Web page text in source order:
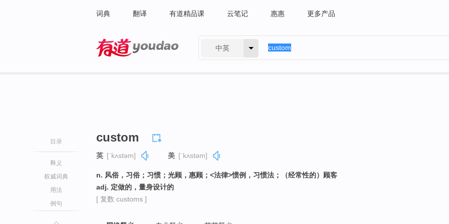
词典 翻译 有道精品课 云笔记 惠惠 更多产品
中英
目录
释义
权威词典
用法
例句
custom
英 [ˈkʌstəm] 美 [ˈkʌstəm]
n. 风俗，习俗；习惯；光顾，惠顾；<法律>惯例，习惯法；（经常性的）顾客
adj. 定做的，量身设计的
[ 复数 customs ]